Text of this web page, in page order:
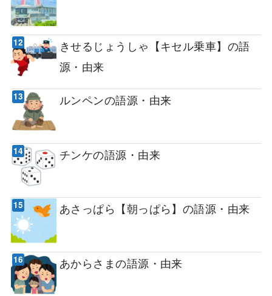
きせるじょうしゃ【キセル乗車】の語
源・由来
ルンペンの語源・由来
チンケの語源・由来
あさっぱら【朝っぱら】の語源・由来
あからさまの語源・由来